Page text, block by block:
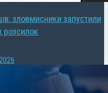
зловмисники запустили
розсилок